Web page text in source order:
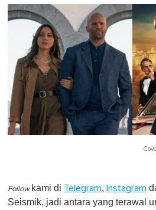
Follow kami di Telegram, Instagram
Seismik, jadi antara yang terawal